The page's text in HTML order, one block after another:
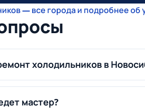
— все города и подробнее об
холодильников в
мастер?